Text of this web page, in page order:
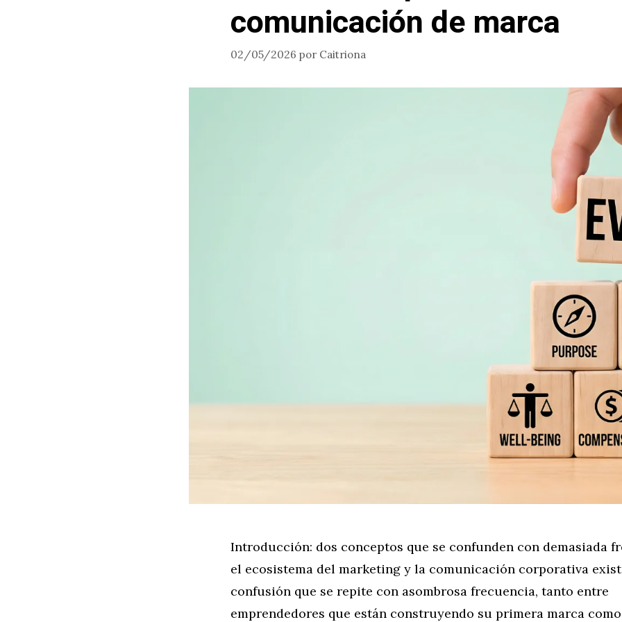
comunicación de marca
02/05/2026 por Caitriona
Introducción: dos conceptos que se confunden con demasiada
el ecosistema del marketing y la comunicación corporativa
confusión que se repite con asombrosa frecuencia, tanto entre
emprendedores que están construyendo su primera marca